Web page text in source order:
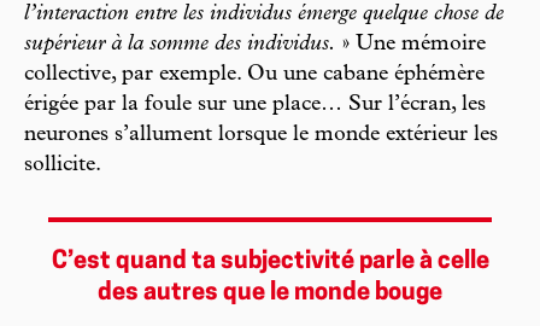
l’interaction entre les individus émerge quelque chose de
supérieur à la somme des individus. » Une mémoire
collective, par exemple. Ou une cabane éphémère
érigée par la foule sur une place… Sur l’écran, les
neurones s’allument lorsque le monde extérieur les
sollicite.
C’est quand ta subjectivité parle à celle
des autres que le monde bouge